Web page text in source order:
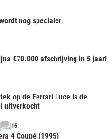
nog specialer
€70.000 afschrijving in 5 jaar!
op de Ferrari Luce is de
uitverkocht
16
4 Coupé (1995)